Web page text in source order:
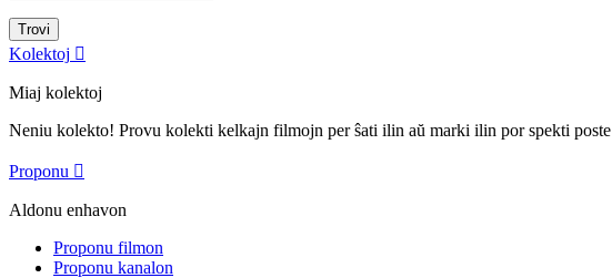
Kolektoj 
Miaj kolektoj
Neniu kolekto! Provu kolekti kelkajn filmojn per ŝati ilin aŭ marki ilin por spekti poste
Proponu 
Aldonu enhavon
Proponu filmon
Proponu kanalon